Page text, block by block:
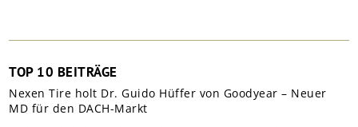
TOP 10 BEITRÄGE
Nexen Tire holt Dr. Guido Hüffer von Goodyear – Neuer
MD für den DACH-Markt